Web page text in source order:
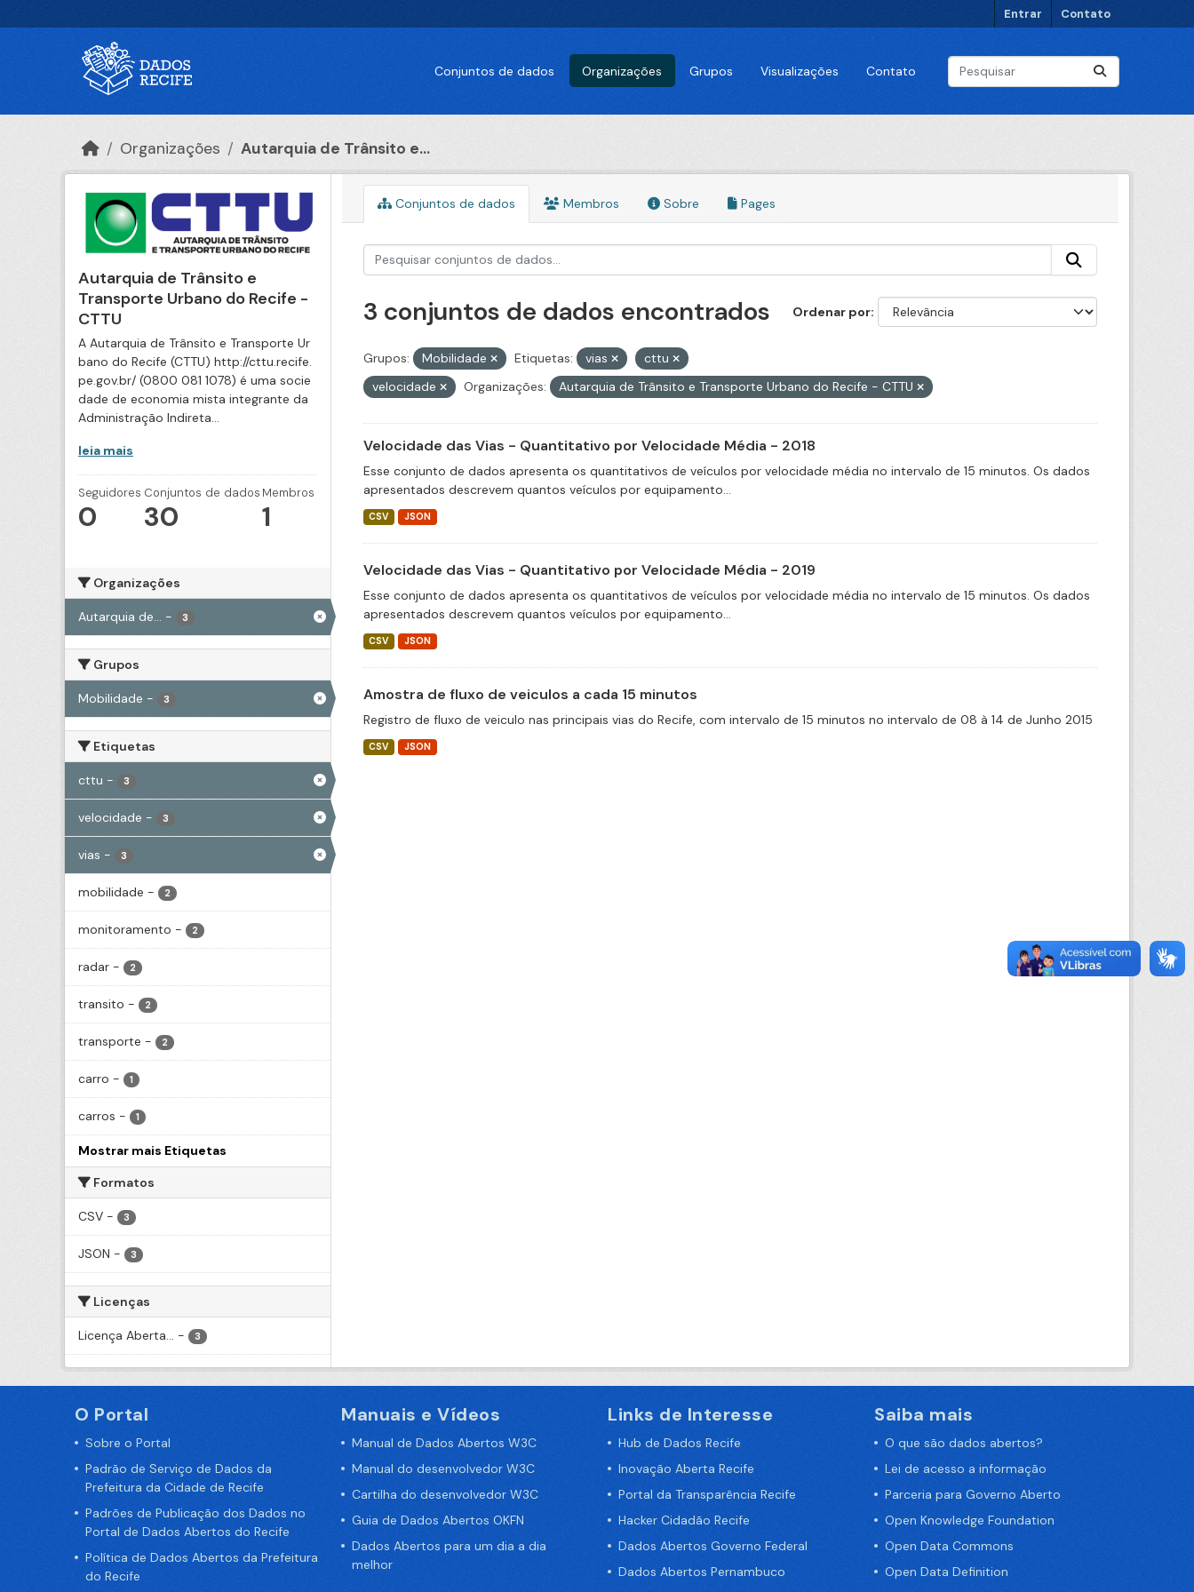
Entrar Contato
Conjuntos de dados Organizações Grupos Visualizações Contato
Organizações Autarquia de Trânsito e...
Autarquia de Trânsito e
Transporte Urbano do Recife -
CTTU
A Autarquia de Trânsito e Transporte Ur
bano do Recife (CTTU) http://cttu.recife.
pe.gov.br/ (0800 081 1078) é uma socie
dade de economia mista integrante da
Administração Indireta...
leia mais
Seguidores
0
Conjuntos de dados
30
Membros
1
Organizações
Autarquia de... - 3
Grupos
Mobilidade - 3
Etiquetas
cttu - 3
velocidade - 3
vias - 3
mobilidade - 2
monitoramento - 2
radar - 2
transito - 2
transporte - 2
carro - 1
carros - 1
Mostrar mais Etiquetas
Formatos
CSV - 3
JSON - 3
Licenças
Licença Aberta... - 3
Conjuntos de dados Membros Sobre Pages
Ordenar por
3 conjuntos de dados encontrados
Grupos: Mobilidade Etiquetas: vias
cttu
velocidade
Organizações: Autarquia de Trânsito e Transporte Urbano do Recife - CTTU
Velocidade das Vias - Quantitativo por Velocidade Média - 2018
Esse conjunto de dados apresenta os quantitativos de veículos por velocidade média no intervalo de 15 minutos. Os dados
apresentados descrevem quantos veículos por equipamento...
CSV JSON
Velocidade das Vias - Quantitativo por Velocidade Média - 2019
Esse conjunto de dados apresenta os quantitativos de veículos por velocidade média no intervalo de 15 minutos. Os dados
apresentados descrevem quantos veículos por equipamento...
CSV JSON
Amostra de fluxo de veiculos a cada 15 minutos
Registro de fluxo de veiculo nas principais vias do Recife, com intervalo de 15 minutos no intervalo de 08 à 14 de Junho 2015
CSV JSON
O Portal
Sobre o Portal
Padrão de Serviço de Dados da
Prefeitura da Cidade de Recife
Padrões de Publicação dos Dados no
Portal de Dados Abertos do Recife
Política de Dados Abertos da Prefeitura
do Recife
Manuais e Vídeos
Manual de Dados Abertos W3C
Manual do desenvolvedor W3C
Cartilha do desenvolvedor W3C
Guia de Dados Abertos OKFN
Dados Abertos para um dia a dia
melhor
Links de Interesse
Hub de Dados Recife
Inovação Aberta Recife
Portal da Transparência Recife
Hacker Cidadão Recife
Dados Abertos Governo Federal
Dados Abertos Pernambuco
Saiba mais
O que são dados abertos?
Lei de acesso a informação
Parceria para Governo Aberto
Open Knowledge Foundation
Open Data Commons
Open Data Definition